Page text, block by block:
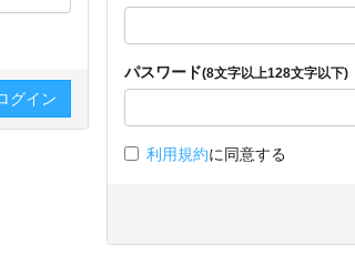
パスワード(8文字以上128文字以下)
利用規約に同意する